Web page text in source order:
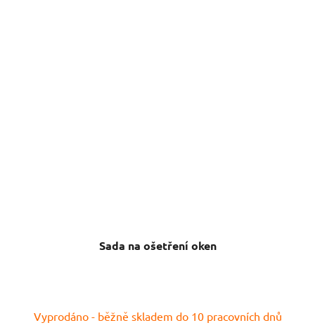
Sada na ošetření oken
Vyprodáno - běžně skladem do 10 pracovních dnů